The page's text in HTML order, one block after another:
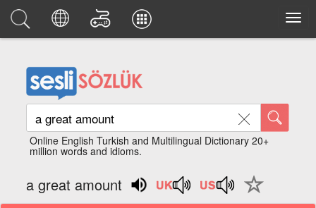
Online English Turkish and Multilingual Dictionary 20+
million words and idioms.
a great amount